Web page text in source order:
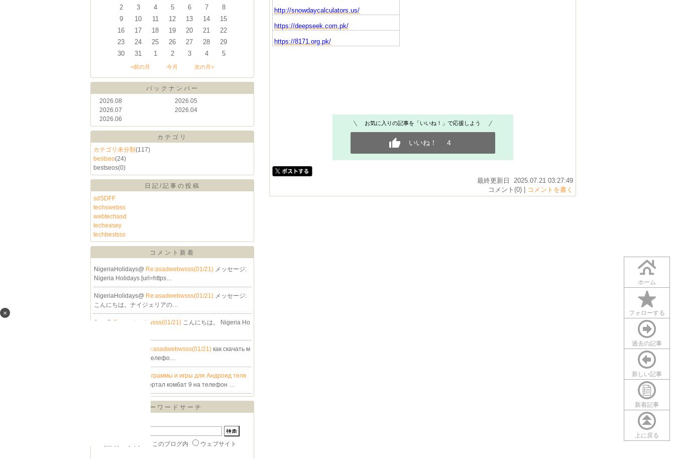
ホーム
フォローする
過去の記事
新しい記事
新着記事
上に戻る
×
2
3 4 5 6 7
8
9
10 11 12 13 14
15
16
17 18 19 20 21
22
23
24 25 26 27 28
29
30
31 1 2 3 4 5
<前の月 今月 次の月>
バックナンバー
2026.08
2026.07
2026.06
2026.05
2026.04
カテゴリ
カテゴリ未分類(117)
bestseo(24)
bestseos(0)
日記/記事の投稿
sdSDFF
techswebss
webtechasd
techeasey
techbestsss
コメント新着
NigeriaHolidays@ Re:asadwebwsss(01/21) メッセージ:
Nigeria Holidays [url=https…
NigeriaHolidays@ Re:asadwebwsss(01/21) メッセージ:
こんにちは。ナイジェリアの…
Jora@ Re:asadwebwsss(01/21) こんにちは。 Nigeria Ho
Re:asadwebwsss(01/21) как скачать м
ортал комбат 9 на телефо…
Программы и игры для Андроид теле
как скачать мортал комбат 9 на телефон …
キーワードサーチ
このブログ内 ウェブサイト
http://snowdaycalculators.us/
https://deepseek.com.pk/
https://8171.org.pk/
お気に入りの記事を「いいね！」で応援しよう
いいね！ 4
最終更新日 2025.07.21 03:27:49
コメント(0) |
コメントを書く